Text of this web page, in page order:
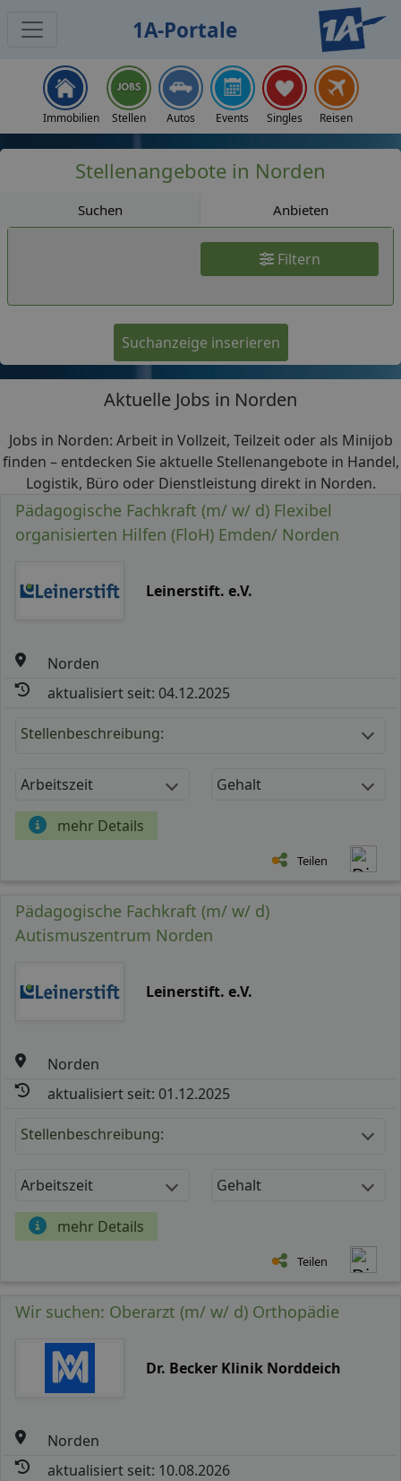
1A-Portale
Immobilien Stellen Autos Events Singles Reisen
Stellenangebote in Norden
Suchen Anbieten
Filtern
Suchanzeige inserieren
Aktuelle Jobs in Norden
Jobs in Norden: Arbeit in Vollzeit, Teilzeit oder als Minijob
finden – entdecken Sie aktuelle Stellenangebote in Handel,
Logistik, Büro oder Dienstleistung direkt in Norden.
Pädagogische Fachkraft (m/ w/ d) Flexibel
organisierten Hilfen (FloH) Emden/ Norden
Leinerstift. e.V.
Norden
aktualisiert seit: 04.12.2025
Stellenbeschreibung:
Arbeitszeit Gehalt
mehr Details
Teilen
Pädagogische Fachkraft (m/ w/ d)
Autismuszentrum Norden
Leinerstift. e.V.
Norden
aktualisiert seit: 01.12.2025
Stellenbeschreibung:
Arbeitszeit Gehalt
mehr Details
Teilen
Wir suchen: Oberarzt (m/ w/ d) Orthopädie
Dr. Becker Klinik Norddeich
Norden
aktualisiert seit: 10.08.2026